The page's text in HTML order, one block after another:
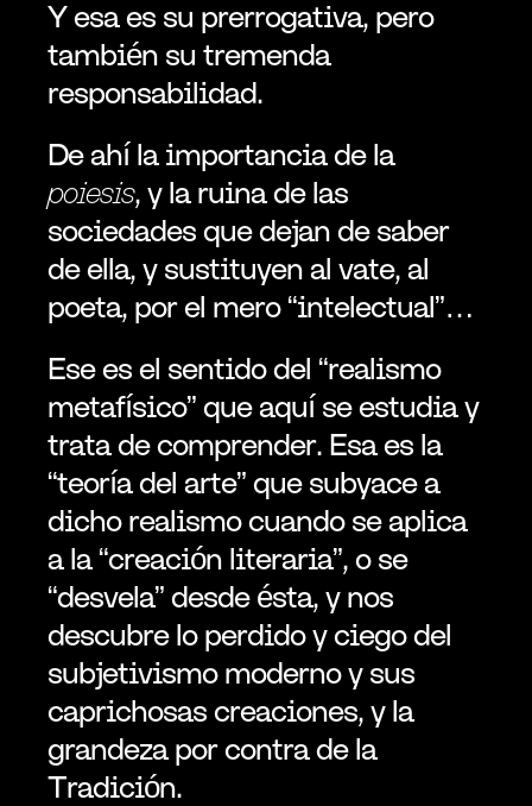
Y esa es su prerrogativa, pero
también su tremenda
responsabilidad.
De ahí la importancia de la
poiesis, y la ruina de las
sociedades que dejan de saber
de ella, y sustituyen al vate, al
poeta, por el mero “intelectual”…
Ese es el sentido del “realismo
metafísico” que aquí se estudia y
trata de comprender. Esa es la
“teoría del arte” que subyace a
dicho realismo cuando se aplica
a la “creación literaria”, o se
“desvela” desde ésta, y nos
descubre lo perdido y ciego del
subjetivismo moderno y sus
caprichosas creaciones, y la
grandeza por contra de la
Tradición.